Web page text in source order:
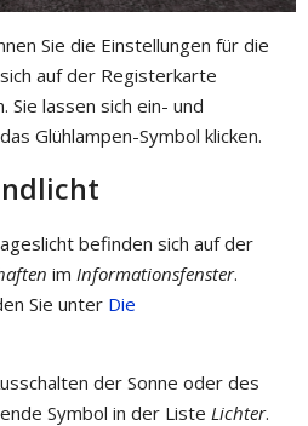
Sie die Einstellungen für die
auf der Registerkarte
Sie lassen sich ein- und
Glühlampen-Symbol klicken.
befinden sich auf der
im Informationsfenster.
Sie unter Die
der Sonne oder des
Symbol in der Liste Lichter.